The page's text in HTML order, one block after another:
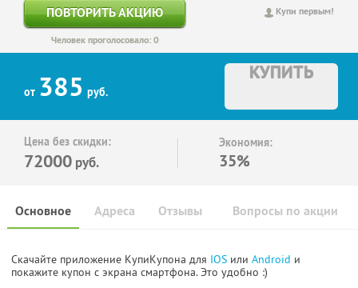
Купи первым!
ПОВТОРИТЬ АКЦИЮ
Человек проголосовало: 0
от 385 руб.
КУПИТЬ
Цена без скидки:
72000 руб.
Экономия:
35%
Основное Отзывы Вопросы по акции
Адреса
Скачайте приложение КупиКупона для IOS или Android и
покажите купон с экрана смартфона. Это удобно :)